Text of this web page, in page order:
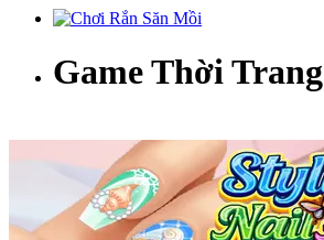
Game Thời Trang